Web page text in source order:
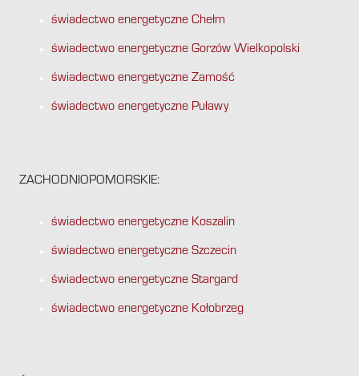
świadectwo energetyczne Chełm
świadectwo energetyczne Gorzów Wielkopolski
świadectwo energetyczne Zamość
świadectwo energetyczne Puławy
ZACHODNIOPOMORSKIE:
świadectwo energetyczne Koszalin
świadectwo energetyczne Szczecin
świadectwo energetyczne Stargard
świadectwo energetyczne Kołobrzeg